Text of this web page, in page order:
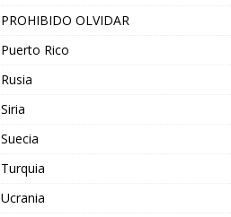
PROHIBIDO OLVIDAR
Puerto Rico
Rusia
Siria
Suecia
Turquia
Ucrania